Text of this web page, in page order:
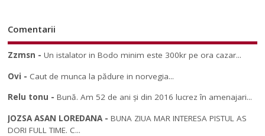
Comentarii
Zzmsn -Un istalator in Bodo minim este 300kr pe ora cazar...
Ovi - Caut de munca la pădure in norvegia...
Relu tonu -Bună. Am 52 de ani și din 2016 lucrez în amenajari...
JOZSA ASAN LOREDANA-BUNA ZIUA MAR INTERESA PISTUL AS
DORI FULL TIME. C...